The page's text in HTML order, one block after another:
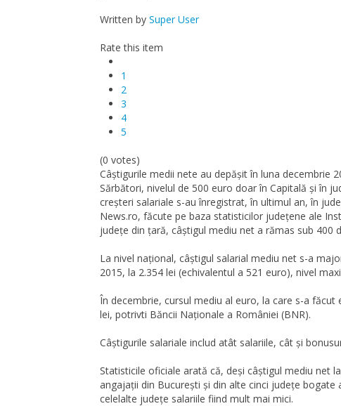
Written by Super User
Rate this item
1
2
3
4
5
(0 votes)
Câștigurile medii nete au depășit în luna decembrie
Sărbători, nivelul de 500 euro doar în Capitală și în
creșteri salariale s-au înregistrat, în ultimul an, în
News.ro, făcute pe baza statisticilor județene ale
județe din țară, câștigul mediu net a rămas sub 400
La nivel național, câștigul salarial mediu net s-a
2015, la 2.354 lei (echivalentul a 521 euro), nivel
În decembrie, cursul mediu al euro, la care s-a
lei, potrivti Băncii Naționale a României (BNR).
Câștigurile salariale includ atât salariile, cât și
Statisticile oficiale arată că, deși câștigul mediu net
angajații din București și din alte cinci județe
celelalte județe salariile fiind mult mai mici.